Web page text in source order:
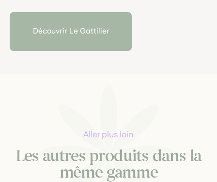
approche artisanale, sensorielle et exigeante.
Découvrir Le Gattilier
Aller plus loin
Les autres produits dans la
même gamme